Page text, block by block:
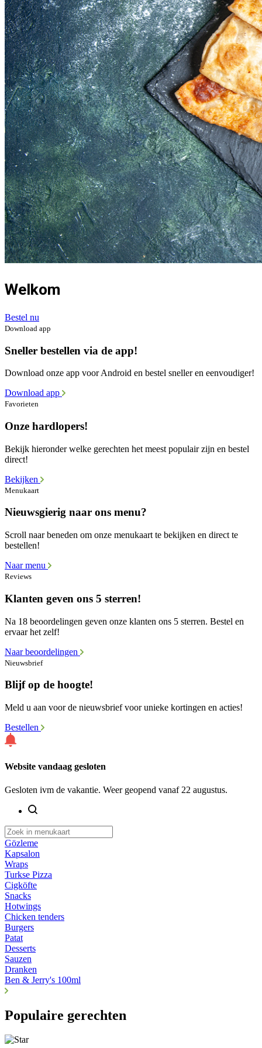
Welkom
Bestel nu
Download app
Sneller bestellen via de app!
Download onze app voor Android en bestel sneller en eenvoudiger!
Download app
Favorieten
Onze hardlopers!
Bekijk hieronder welke gerechten het meest populair zijn en bestel
direct!
Bekijken
Menukaart
Nieuwsgierig naar ons menu?
Scroll naar beneden om onze menukaart te bekijken en direct te
bestellen!
Naar menu
Reviews
Klanten geven ons 5 sterren!
Na 18 beoordelingen geven onze klanten ons 5 sterren. Bestel en
ervaar het zelf!
Naar beoordelingen
Nieuwsbrief
Blijf op de hoogte!
Meld u aan voor de nieuwsbrief voor unieke kortingen en acties!
Bestellen
Website vandaag gesloten
Gesloten ivm de vakantie. Weer geopend vanaf 22 augustus.
Gözleme
Kapsalon
Wraps
Turkse Pizza
Cigköfte
Snacks
Hotwings
Chicken tenders
Burgers
Patat
Desserts
Sauzen
Dranken
Ben & Jerry's 100ml
Populaire gerechten